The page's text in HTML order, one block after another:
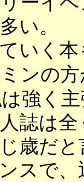
い。
いく本
ンの
強く主
誌は
歳だ
スで、